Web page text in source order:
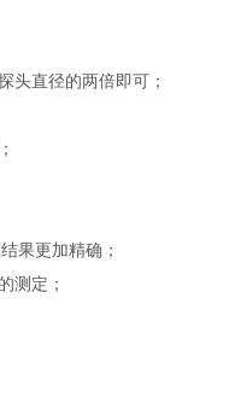
头直径的两倍即可；
果更加精确；
测定；